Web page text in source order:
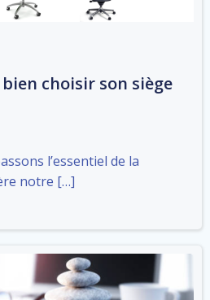
choisir son siège
l’essentiel de la
notre […]